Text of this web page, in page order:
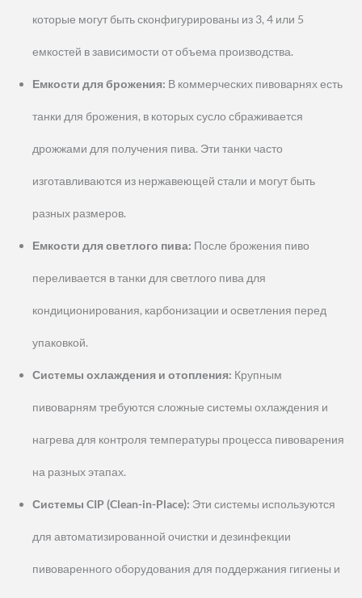
которые могут быть сконфигурированы из 3, 4 или 5
емкостей в зависимости от объема производства.
Емкости для брожения: В коммерческих пивоварнях есть
танки для брожения, в которых сусло сбраживается
дрожжами для получения пива. Эти танки часто
изготавливаются из нержавеющей стали и могут быть
разных размеров.
Емкости для светлого пива: После брожения пиво
переливается в танки для светлого пива для
кондиционирования, карбонизации и осветления перед
упаковкой.
Системы охлаждения и отопления: Крупным
пивоварням требуются сложные системы охлаждения и
нагрева для контроля температуры процесса пивоварения
на разных этапах.
Системы CIP (Clean-in-Place): Эти системы используются
для автоматизированной очистки и дезинфекции
пивоваренного оборудования для поддержания гигиены и